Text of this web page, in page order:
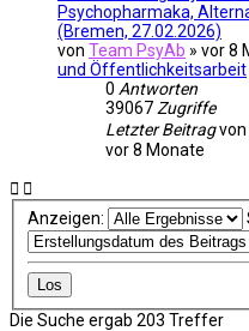
Psychopharmaka,
(Bremen, 27.02.2026)
von Team PsyAb » vor 8
und Öffentlichkeitsarbeit
0 Antworten
39067 Zugriffe
Letzter Beitragvon
vor 8 Monate
Anzeigen:
Die Suche ergab 203 Treffer